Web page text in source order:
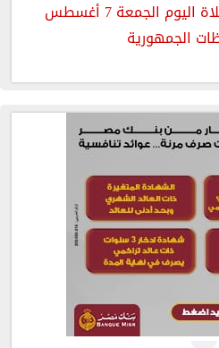
مواقيت الصلاة اليوم الجمعة 7 أغسطس